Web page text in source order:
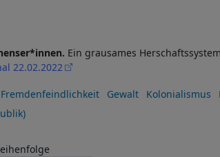
Ein grausames
22.02.2022
Fremdenfeindlichkeit Gewalt Kolonialismus